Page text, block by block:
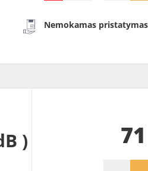
Nemokamas
) 71